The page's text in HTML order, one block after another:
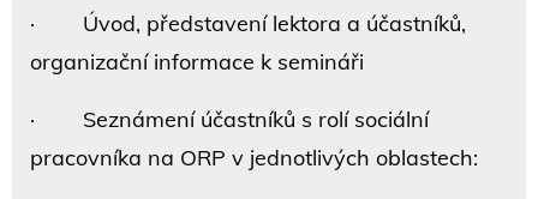
· Úvod, představení lektora a účastníků,
organizační informace k semináři
· Seznámení účastníků s rolí sociální
pracovníka na ORP v jednotlivých oblastech: